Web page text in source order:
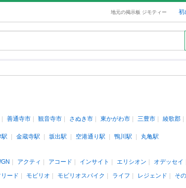
地元の掲示板 ジモティー 初
善通寺市 観音寺市 さぬき市 東かがわ市 三豊市 綾歌郡
駅 金蔵寺駅 坂出駅 空港通り駅 鴨川駅
丸亀駅
アクティ アコード インサイト エリシオン オデッセイ
リード モビリオ モビリオスパイク ライフ レジェンド そ